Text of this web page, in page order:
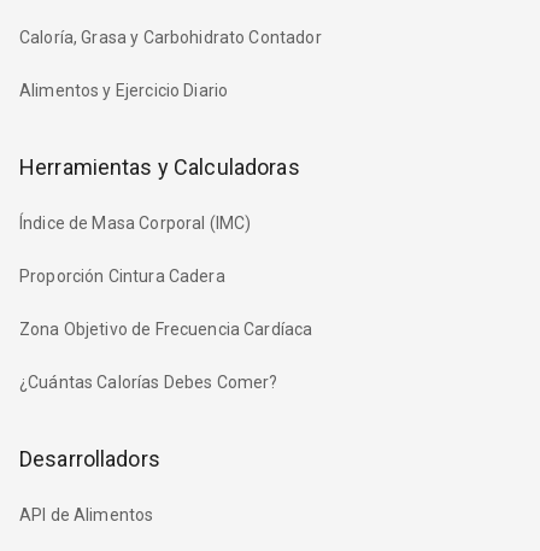
Caloría, Grasa y Carbohidrato Contador
Alimentos y Ejercicio Diario
Herramientas y Calculadoras
Índice de Masa Corporal (IMC)
Proporción Cintura Cadera
Zona Objetivo de Frecuencia Cardíaca
¿Cuántas Calorías Debes Comer?
Desarrolladors
API de Alimentos